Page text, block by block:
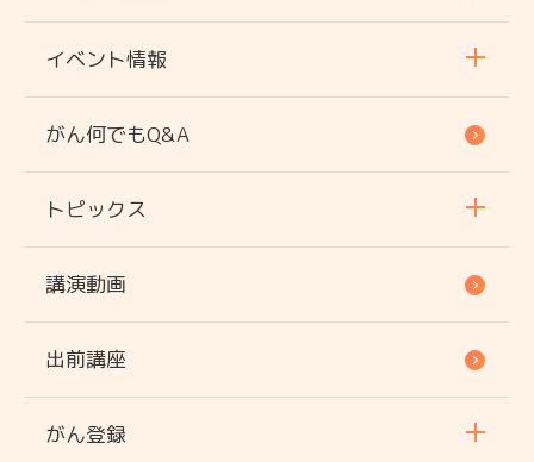
イベント情報
がん何でもQ&A
トピックス
講演動画
出前講座
がん登録